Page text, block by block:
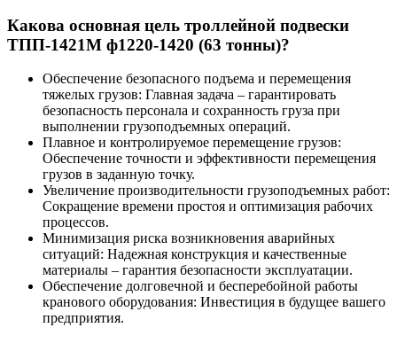
Какова основная цель троллейной подвески
ТПП-1421М ф1220-1420 (63 тонны)?
Обеспечение безопасного подъема и перемещения
тяжелых грузов: Главная задача – гарантировать
безопасность персонала и сохранность груза при
выполнении грузоподъемных операций.
Плавное и контролируемое перемещение грузов:
Обеспечение точности и эффективности перемещения
грузов в заданную точку.
Увеличение производительности грузоподъемных работ:
Сокращение времени простоя и оптимизация рабочих
процессов.
Минимизация риска возникновения аварийных
ситуаций: Надежная конструкция и качественные
материалы – гарантия безопасности эксплуатации.
Обеспечение долговечной и бесперебойной работы
кранового оборудования: Инвестиция в будущее вашего
предприятия.